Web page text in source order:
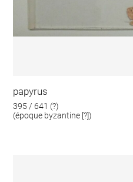
papyrus
395 / 641 (?)
(époque byzantine [?])